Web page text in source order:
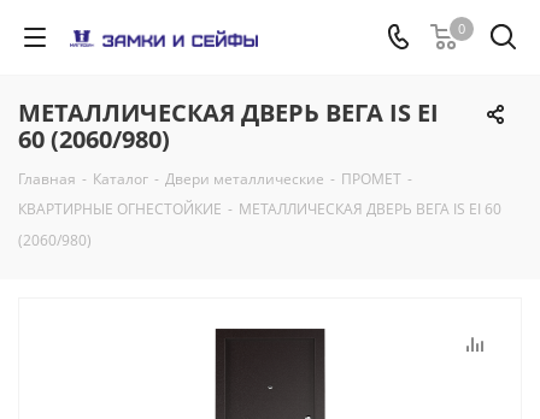
0
МЕТАЛЛИЧЕСКАЯ ДВЕРЬ ВЕГА IS EI
60 (2060/980)
Главная - Каталог - Двери металлические - ПРОМЕТ -
КВАРТИРНЫЕ ОГНЕСТОЙКИЕ - МЕТАЛЛИЧЕСКАЯ ДВЕРЬ ВЕГА IS EI 60
(2060/980)